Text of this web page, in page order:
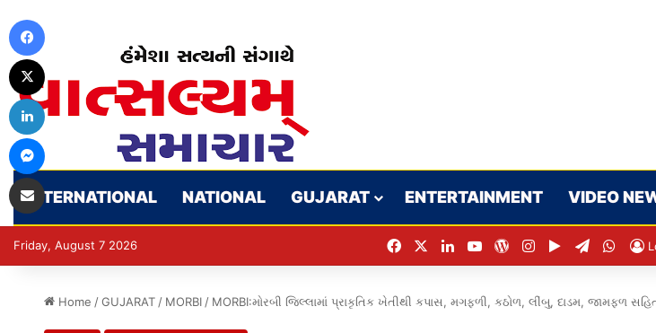
INTERNATIONAL NATIONAL GUJARAT ENTERTAINMENT VIDEO
Friday, August 7 2026 FacebookLinkedInYouTubeWordPress
Instagram
Google Play
Telegram
Home / GUJARAT / MORBI / MORBI:મોરબી જિલ્લામાં પ્રાકૃતિક ખેતીથી કપાસ, મગફળી, કઠોળ, લીંબુ, દાડમ, જામફળ
LinkedIn